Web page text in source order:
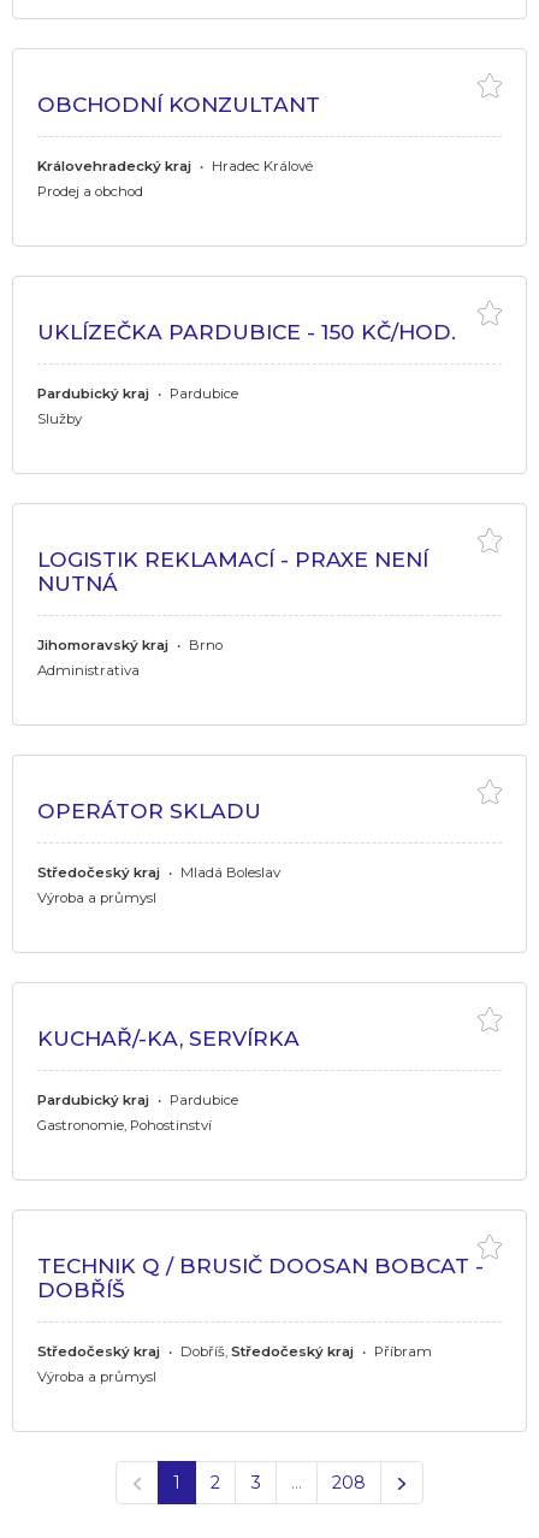
OBCHODNÍ KONZULTANT
Královehradecký kraj • Hradec Králové
Prodej a obchod
UKLÍZEČKA PARDUBICE - 150 KČ/HOD.
Pardubický kraj • Pardubice
Služby
LOGISTIK REKLAMACÍ - PRAXE NENÍ
NUTNÁ
Jihomoravský kraj • Brno
Administrativa
OPERÁTOR SKLADU
Středočeský kraj • Mladá Boleslav
Výroba a průmysl
KUCHAŘ/-KA, SERVÍRKA
Pardubický kraj • Pardubice
Gastronomie, Pohostinství
TECHNIK Q / BRUSIČ DOOSAN BOBCAT -
DOBŘÍŠ
Středočeský kraj • Dobříš, Středočeský kraj • Příbram
Výroba a průmysl
Předchozí
1 2 3 … 208